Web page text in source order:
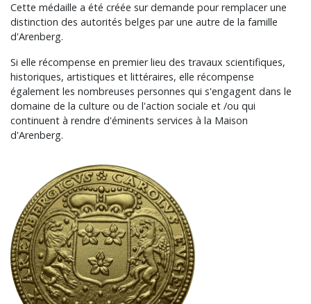
Cette médaille a été créée sur demande pour remplacer une
distinction des autorités belges par une autre de la famille
d'Arenberg.
Si elle récompense en premier lieu des travaux scientifiques,
historiques, artistiques et littéraires, elle récompense
également les nombreuses personnes qui s'engagent dans le
domaine de la culture ou de l'action sociale et /ou qui
continuent à rendre d'éminents services à la Maison
d'Arenberg.